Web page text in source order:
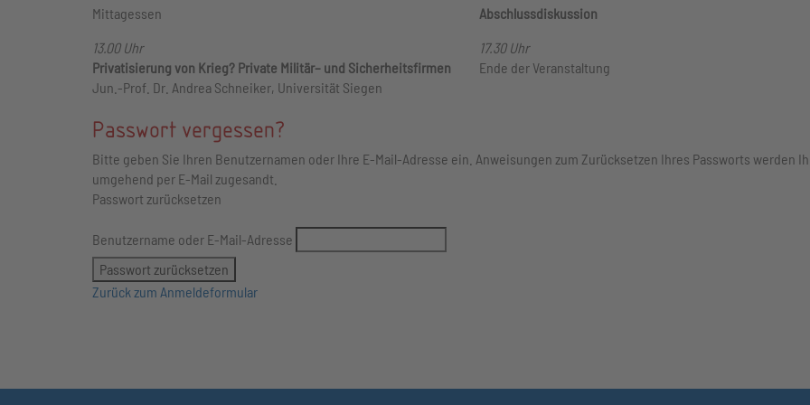
Mittagessen
13.00 Uhr
Privatisierung von Krieg? Private Militär– und Sicherheitsfirmen
Jun.-Prof. Dr. Andrea Schneiker, Universität Siegen
Abschlussdiskussion
17.30 Uhr
Ende der Veranstaltung
Passwort vergessen?
Bitte geben Sie Ihren Benutzernamen oder Ihre E-Mail-Adresse ein. Anweisungen zum Zurücksetzen Ihres Passworts werden
umgehend per E-Mail zugesandt.
Passwort zurücksetzen
Benutzername oder E-Mail-Adresse
Zurück zum Anmeldeformular